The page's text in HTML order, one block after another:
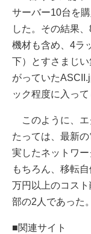
サーバー10台を
した。その結果
機材も含め、4ラ
下）とすさまじ
がっていた
ック程度に入っ
このように、エ
たっては、最新
実したネットワー
もちろん、移転
万円以上のコス
部の2人であった。
■関連サイト